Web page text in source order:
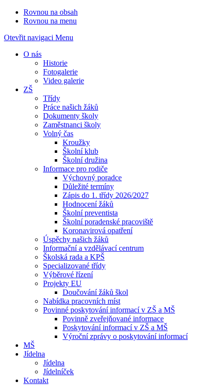
Rovnou na obsah
Rovnou na menu
Otevřit navigaci Menu
O nás
Historie
Fotogalerie
Video galerie
ZŠ
Třídy
Práce našich žáků
Dokumenty školy
Zaměstnanci školy
Volný čas
Kroužky
Školní klub
Školní družina
Informace pro rodiče
Výchovný poradce
Důležité termíny
Zápis do 1. třídy 2026/2027
Hodnocení žáků
Školní preventista
Školní poradenské pracoviště
Koronavirová opatření
Úspěchy našich žáků
Informační a vzdělávací centrum
Školská rada a KPŠ
Specializované třídy
Výběrové řízení
Projekty EU
Doučování žáků škol
Nabídka pracovních míst
Povinné poskytování informací v ZŠ a MŠ
Povinně zveřejňované informace
Poskytování informací v ZŠ a MŠ
Výroční zprávy o poskytování informací
MŠ
Jídelna
Jídelna
Jídelníček
Kontakt